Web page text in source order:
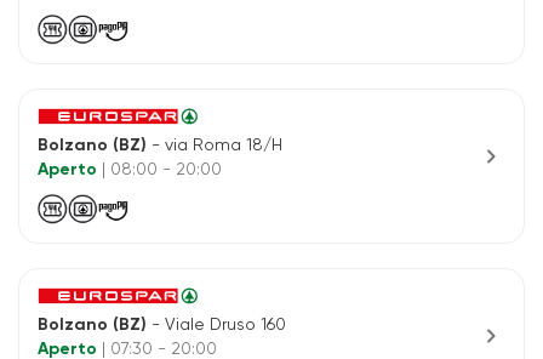
Bolzano (BZ) - via Roma 18/H
Aperto
| 08:00 - 20:00 chevron_right
Bolzano (BZ) - Viale Druso 160
Aperto
| 07:30 - 20:00 chevron_right